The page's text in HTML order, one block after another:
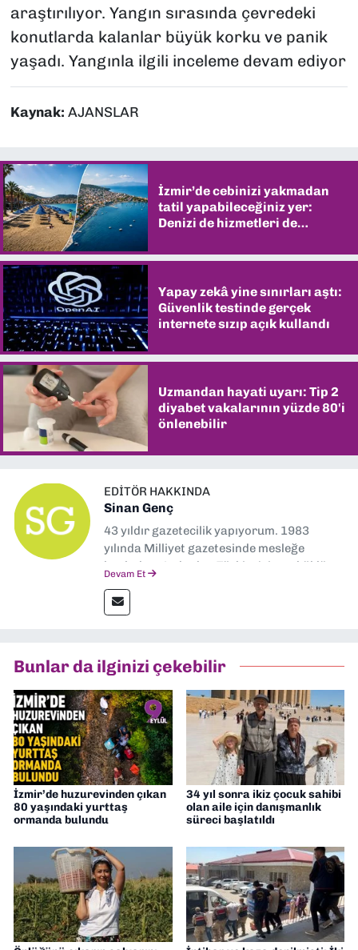
araştırılıyor. Yangın sırasında çevredeki
konutlarda kalanlar büyük korku ve panik
yaşadı. Yangınla ilgili inceleme devam ediyor
Kaynak: AJANSLAR
İzmir’de cebinizi yakmadan
tatil yapabileceğiniz yer:
Denizi de hizmetleri de
Yapay zekâ yine sınırları aştı:
Güvenlik testinde gerçek
internete sızıp açık kullandı
Uzmandan hayati uyarı: Tip 2
diyabet vakalarının yüzde 80'i
önlenebilir
EDITÖR HAKKINDA
Sinan Genç
43 yıldır gazetecilik yapıyorum. 1983
yılında Milliyet gazetesinde mesleğe
başladım. Ardından Türkiye’nin en köklü
muhabir, editör, müdür yardımcısı ve spor
müdürü olarak görev yaptım. Ayrıca Yeni
Gazetesi'nde editörlük yapıyorum
Devam Et
Bunlar da ilginizi çekebilir
İzmir’de huzurevinden çıkan
80 yaşındaki yurttaş
ormanda bulundu
34 yıl sonra ikiz çocuk sahibi
olan aile için danışmanlık
süreci başlatıldı